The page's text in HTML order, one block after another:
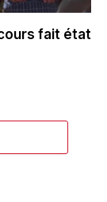
fait état